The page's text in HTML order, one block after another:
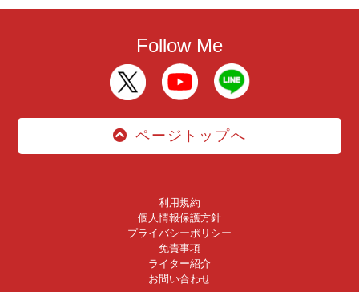
Follow Me
ページトップへ
利用規約
個人情報保護方針
プライバシーポリシー
免責事項
ライター紹介
お問い合わせ